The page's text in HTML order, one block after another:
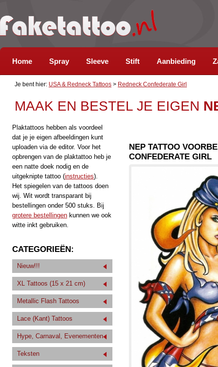
Home Spray Sleeve Stift Aanbieding
Je bent hier: USA & Redneck Tattoos > Redneck Confederate Girl
MAAK EN BESTEL JE EIGEN
Plaktattoos hebben als voordeel
dat je je eigen afbeeldingen kunt
uploaden via de editor. Voor het
opbrengen van de plaktattoo heb je
een natte doek nodig en de
uitgeknipte tattoo (instructies).
Het spiegelen van de tattoos doen
wij. Wit wordt transparant bij
bestellingen onder 500 stuks. Bij
grotere bestellingen kunnen we ook
witte inkt gebruiken.
CATEGORIEËN:
Nieuw!!!
XL Tattoos (15 x 21 cm)
Metallic Flash Tattoos
Lace (Kant) Tattoos
Hype, Carnaval, Evenementen
Teksten
NEP TATTOO
CONFEDERATE GIRL